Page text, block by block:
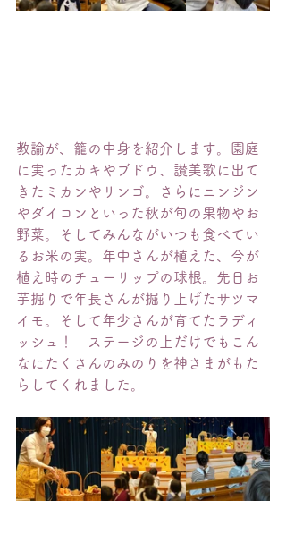
教諭が、籠の中身を紹介します。園庭
に実ったカキやブドウ、讃美歌に出て
きたミカンやリンゴ。さらにニンジン
やダイコンといった秋が旬の果物やお
野菜。そしてみんながいつも食べてい
るお米の実。年中さんが植えた、今が
植え時のチューリップの球根。先日お
芋掘りで年長さんが掘り上げたサツマ
イモ。そして年少さんが育てたラディ
ッシュ！　ステージの上だけでもこん
なにたくさんのみのりを神さまがもた
らしてくれました。